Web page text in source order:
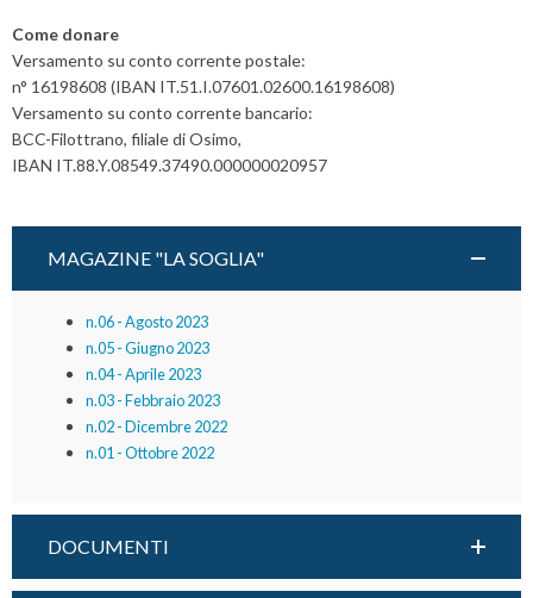
Come donare
Versamento su conto corrente postale:
n° 16198608 (IBAN IT.51.I.07601.02600.16198608)
Versamento su conto corrente bancario:
BCC-Filottrano, filiale di Osimo,
IBAN IT.88.Y.08549.37490.000000020957
MAGAZINE "LA SOGLIA"
n.06 - Agosto 2023
n.05 - Giugno 2023
n.04 - Aprile 2023
n.03 - Febbraio 2023
n.02 - Dicembre 2022
n.01 - Ottobre 2022
DOCUMENTI